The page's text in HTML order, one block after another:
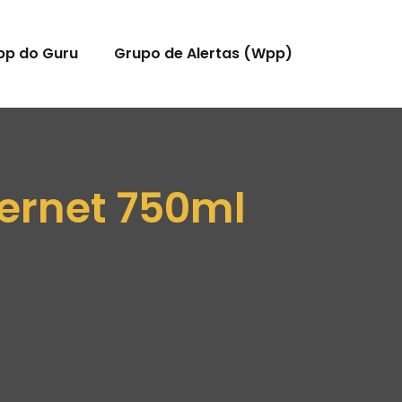
do Guru Grupo de Alertas (Wpp)
750ml